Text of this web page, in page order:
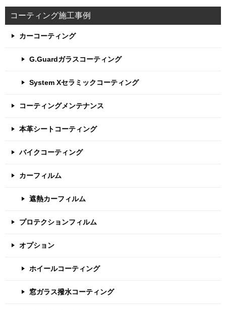
コーティング施工事例
カーコーティング
G.Guardガラスコーティング
System Xセラミックコーティング
コーティングメンテナンス
本革シートコーティング
バイクコーティング
カーフィルム
遮熱カーフィルム
プロテクションフィルム
オプション
ホイールコーティング
窓ガラス撥水コーティング